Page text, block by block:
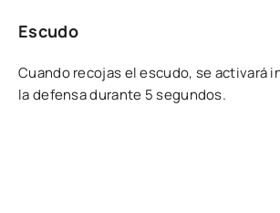
Escudo
Cuando recojas el escudo, se activará
la defensa durante 5 segundos.